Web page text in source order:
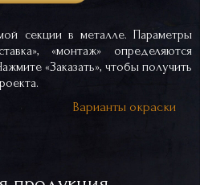
секции в металле. Параметры
«монтаж» определяются
«Заказать», чтобы получить
Варианты окраски